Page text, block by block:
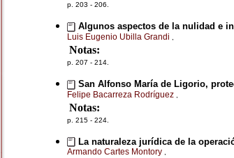
p. 203 - 206.
Algunos aspectos de la nulidad e
Luis Eugenio Ubilla Grandi
Notas:
p. 207 - 214.
San Alfonso María de Ligorio,
Felipe Bacarreza Rodríguez
Notas:
p. 215 - 224.
La naturaleza jurídica de la
Armando Cartes Montory